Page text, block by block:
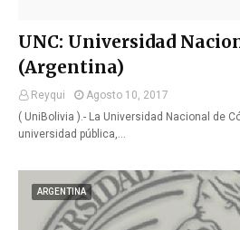
UNC: Universidad
(Argentina)
Reyqui
Agosto 10, 2017
( UniBolivia ).- La Universidad Nacional de
universidad pública,…
ARGENTINA